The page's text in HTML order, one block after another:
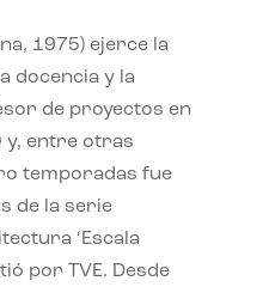
1975) ejerce la
docencia y la
de proyectos en
y, entre otras
temporadas fue
de la serie
‘Escala
por TVE. Desde